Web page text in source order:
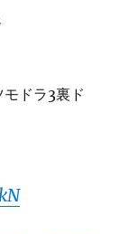
ドラ3裏ド